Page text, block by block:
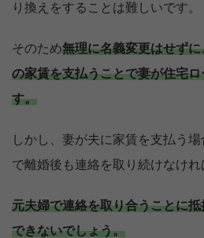
り換えをすることは難しいです。
そのため無理に名義変更はせず
の家賃を支払うことで妻が住宅
す。
しかし、妻が夫に家賃を支払う
で離婚後も連絡を取り続けなけれ
元夫婦で連絡を取り合うことに
できないでしょう。